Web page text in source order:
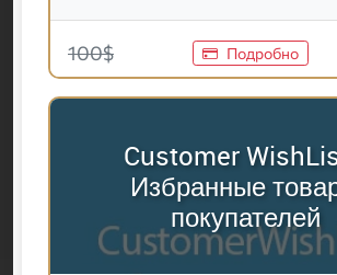
100$ Подробно
Customer
Избранные
покупателей